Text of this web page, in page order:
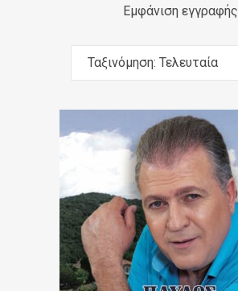
Εμφάνιση εγγραφής
Ταξινόμηση: Τελευταία